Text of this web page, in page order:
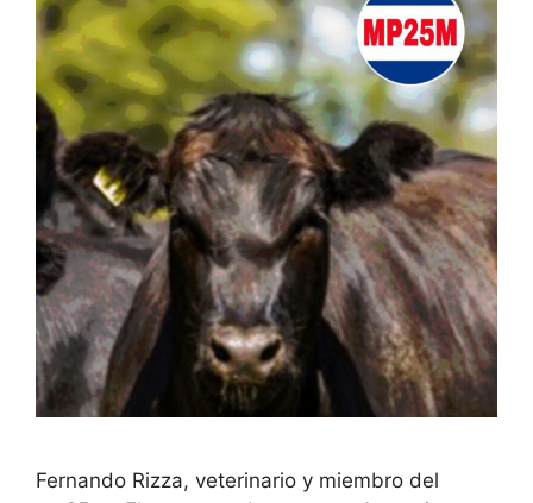
Fernando Rizza, veterinario y miembro del